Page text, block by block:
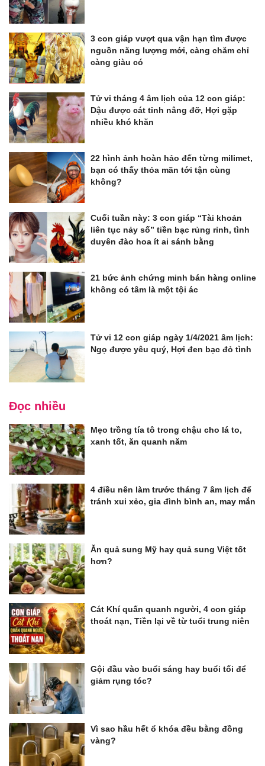
3 con giáp vượt qua vận hạn tìm được
nguồn năng lượng mới, càng chăm chỉ
càng giàu có
Tử vi tháng 4 âm lịch của 12 con giáp:
Dậu được cát tinh nâng đỡ, Hợi gặp
nhiều khó khăn
22 hình ảnh hoàn hảo đến từng milimet,
bạn có thấy thỏa mãn tới tận cùng
không?
Cuối tuần này: 3 con giáp “Tài khoản
liên tục nảy số” tiền bạc rủng rỉnh, tình
duyên đào hoa ít ai sánh bằng
21 bức ảnh chứng minh bán hàng online
không có tâm là một tội ác
Tử vi 12 con giáp ngày 1/4/2021 âm lịch:
Ngọ được yêu quý, Hợi đen bạc đỏ tình
Đọc nhiều
Mẹo trồng tía tô trong chậu cho lá to,
xanh tốt, ăn quanh năm
4 điều nên làm trước tháng 7 âm lịch để
tránh xui xẻo, gia đình bình an, may mắn
Ăn quả sung Mỹ hay quả sung Việt tốt
hơn?
Cát Khí quấn quanh người, 4 con giáp
thoát nạn, Tiền lại về từ tuổi trung niên
Gội đầu vào buổi sáng hay buổi tối để
giảm rụng tóc?
Vì sao hầu hết ổ khóa đều bằng đồng
vàng?